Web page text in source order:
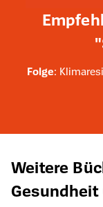
Folge:
Produktgalerie
Weitere